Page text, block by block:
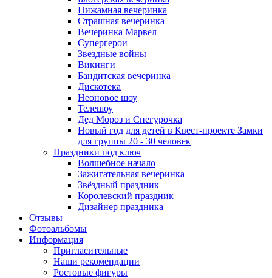
Пижамная вечеринка
Страшная вечеринка
Вечеринка Марвел
Супергерои
Звездные войны
Викинги
Бандитская вечеринка
Дискотека
Неоновое шоу
Телешоу
Дед Мороз и Снегурочка
Новый год для детей в Квест-проекте Замки
для группы 20 - 30 человек
Праздники под ключ
Волшебное начало
Зажигательная вечеринка
Звёздный праздник
Королевский праздник
Дизайнер праздника
Отзывы
Фотоальбомы
Информация
Пригласительные
Наши рекомендации
Ростовые фигуры